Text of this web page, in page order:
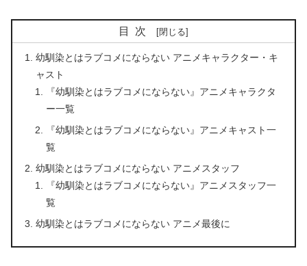
目次
幼馴染とはラブコメにならない アニメキャラクター・キ
ャスト
『幼馴染とはラブコメにならない』アニメキャラクタ
ー一覧
『幼馴染とはラブコメにならない』アニメキャスト一
覧
幼馴染とはラブコメにならない アニメスタッフ
『幼馴染とはラブコメにならない』アニメスタッフ一
覧
幼馴染とはラブコメにならない アニメ最後に